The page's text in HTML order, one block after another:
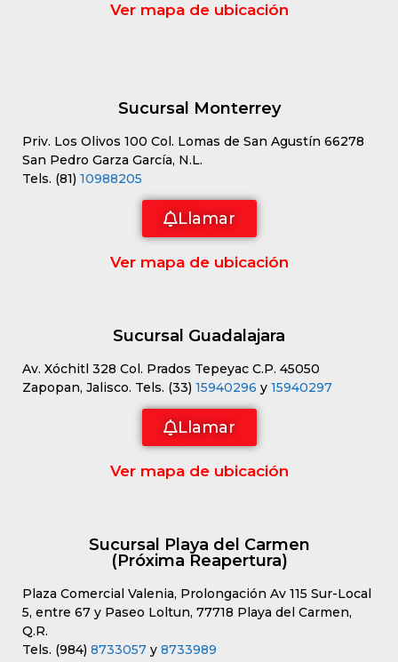
Ver mapa de ubicación
Sucursal Monterrey
Priv. Los Olivos 100 Col. Lomas de San Agustín 66278
San Pedro Garza García, N.L.
Tels. (81) 10988205
Llamar
Ver mapa de ubicación
Sucursal Guadalajara
Av. Xóchitl 328 Col. Prados Tepeyac C.P. 45050
Zapopan, Jalisco. Tels. (33) 15940296 y 15940297
Llamar
Ver mapa de ubicación
Sucursal Playa del Carmen
(Próxima Reapertura)
Plaza Comercial Valenia, Prolongación Av 115 Sur-Local
5, entre 67 y Paseo Loltun, 77718 Playa del Carmen,
Q.R.
Tels. (984) 8733057 y 8733989